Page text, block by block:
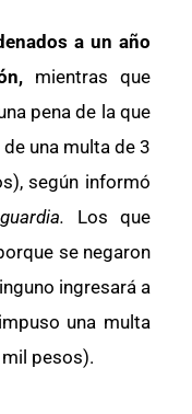
a un año
mientras que
pena de la que
una multa de 3
según informó
Los que
se negaron
ingresará a
una multa
pesos).